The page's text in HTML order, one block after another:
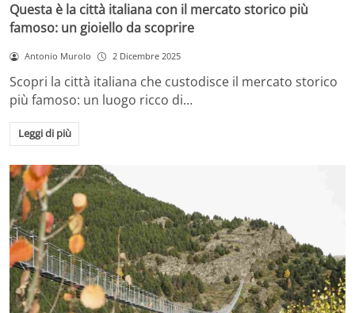
Questa è la città italiana con il mercato storico più
famoso: un gioiello da scoprire
Antonio Murolo 2 Dicembre 2025
Scopri la città italiana che custodisce il mercato storico
più famoso: un luogo ricco di…
Leggi di più